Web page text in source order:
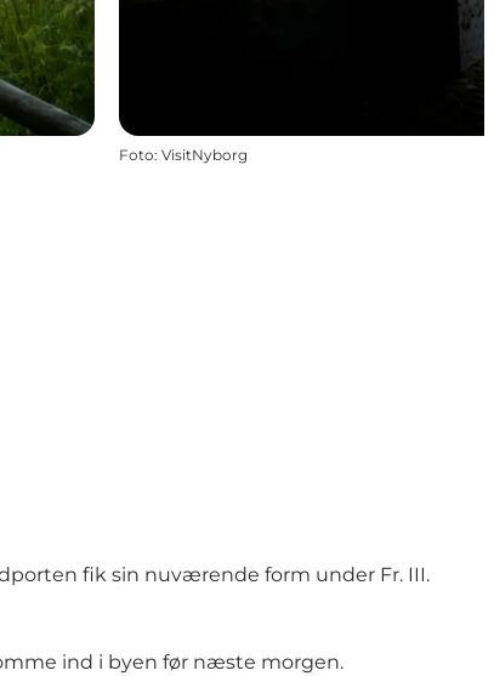
Foto: VisitNyborg
fik sin nuværende form under Fr. III.
ind i byen før næste morgen.